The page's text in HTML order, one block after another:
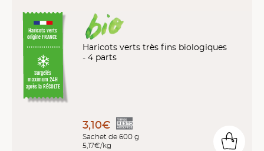
Haricots verts
origine FRANCE
Surgelés
maximum 24H
après la RÉCOLTE
Haricots verts très fins biologiques
- 4 parts
3,10€
Sachet de 600 g
5,17€/kg